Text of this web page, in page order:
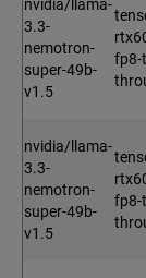
nvidia/llama-
3.3-
nemotron-
super-49b-
v1.5
fp8-
nvidia/llama-
3.3-
nemotron-
super-49b-
v1.5
fp8-